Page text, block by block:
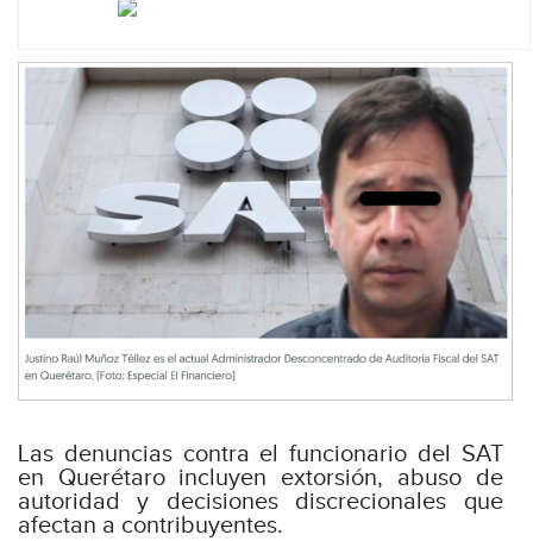
Las denuncias contra el funcionario del SAT
en Querétaro incluyen extorsión, abuso de
autoridad y decisiones discrecionales que
afectan a contribuyentes.